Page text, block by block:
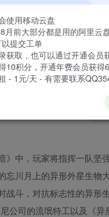
》中，玩家将指挥一队坚
忘川月上的异形外星生物
战斗，对抗标志性的异形
公司的流氓特工以及《异
使用移动云盘
月前大部分都是用的阿里云
提交工单
获取，也可以通过开通会员
10积分，开通年费会员获得
- 1元/天 - 有需要联系